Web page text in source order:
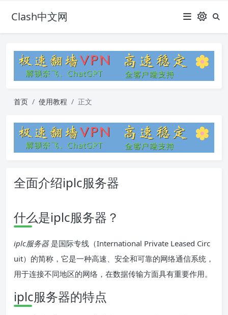
Clash中文网
首页 使用教程 正文
全面介绍iplc服务器
什么是iplc服务器？
iplc服务器是国际专线（International Private Leased Circ
uit）的简称，它是一种高速、安全和可靠的网络通信系统，
用于连接不同地区的网络，在数据传输方面具有重要作用。
iplc服务器的特点